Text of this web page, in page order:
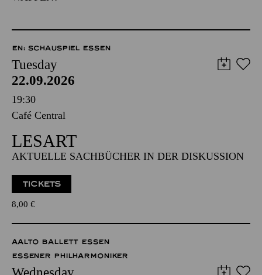
EN: SCHAUSPIEL ESSEN
Tuesday
22.09.2026
19:30
Café Central
LESART
AKTUELLE SACHBÜCHER IN DER DISKUSSION
TICKETS
8,00 €
AALTO BALLETT ESSEN
ESSENER PHILHARMONIKER